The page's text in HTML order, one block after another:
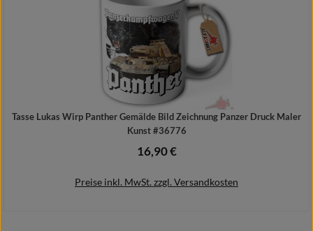
Tasse Lukas Wirp Panther Gemälde Bild Zeichnung Panzer Druck Maler
Kunst #36776
Regulärer Preis:
16,90 €
Preise inkl. MwSt. zzgl. Versandkosten